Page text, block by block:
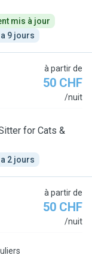
mis à jour
9 jours
à partir de
50 CHF
/nuit
for Cats &
2 jours
à partir de
50 CHF
/nuit